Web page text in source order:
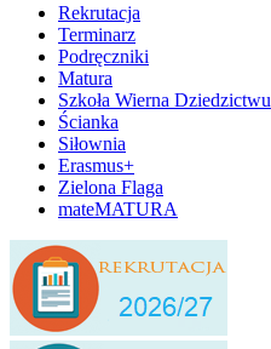
Rekrutacja
Terminarz
Podręczniki
Matura
Szkoła Wierna Dziedzictwu
Ścianka
Siłownia
Erasmus+
Zielona Flaga
mateMATURA